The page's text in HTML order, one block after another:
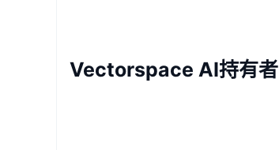
Vectorspace AI持有者